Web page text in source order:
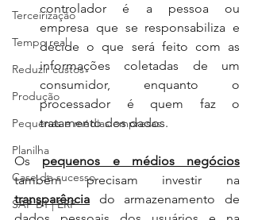
Terceirização
Tempo real
Reduzir custos
Produção
Pequenas e médias empresas
Planilha
Case de sucesso
SAP B1 | ERP
controlador é a pessoa ou
empresa que se responsabiliza e
decide o que será feito com as
informações coletadas de um
consumidor, enquanto o
processador é quem faz o
tratamento dos dados.
Os pequenos e médios negócios
transparência do armazenamento de